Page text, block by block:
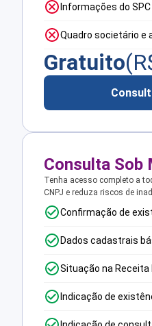
Informações do SPC
Quadro societário e
Gratuito
Consulta Sob
Tenha acesso completo a
CNPJ e reduza riscos de
Confirmação de
Dados cadastrais
Situação na Receita
Indicação de